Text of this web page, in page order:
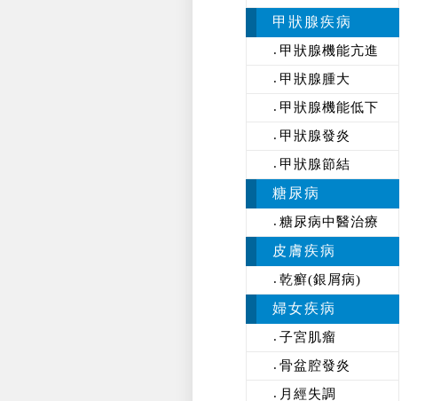
甲狀腺疾病
甲狀腺機能亢進
甲狀腺腫大
甲狀腺機能低下
甲狀腺發炎
甲狀腺節結
糖尿病
糖尿病中醫治療
皮膚疾病
乾癬(銀屑病)
婦女疾病
子宮肌瘤
骨盆腔發炎
月經失調